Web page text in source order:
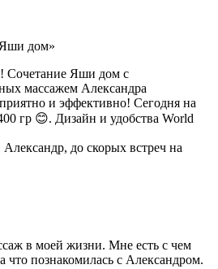
дом»
Сочетание Яши дом с
массажем Александра
и эффективно! Сегодня на
гр 😊. Дизайн и удобства World
до скорых встреч на
в моей жизни. Мне есть с чем
что познакомилась с Александром.